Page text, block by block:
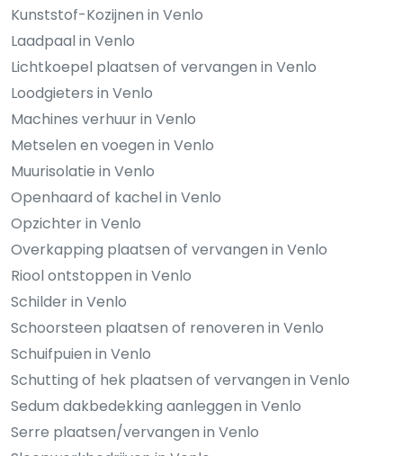
Kunststof-Kozijnen in Venlo
Laadpaal in Venlo
Lichtkoepel plaatsen of vervangen in Venlo
Loodgieters in Venlo
Machines verhuur in Venlo
Metselen en voegen in Venlo
Muurisolatie in Venlo
Openhaard of kachel in Venlo
Opzichter in Venlo
Overkapping plaatsen of vervangen in Venlo
Riool ontstoppen in Venlo
Schilder in Venlo
Schoorsteen plaatsen of renoveren in Venlo
Schuifpuien in Venlo
Schutting of hek plaatsen of vervangen in Venlo
Sedum dakbedekking aanleggen in Venlo
Serre plaatsen/vervangen in Venlo